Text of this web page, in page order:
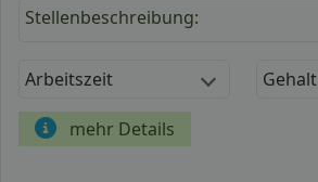
Stellenbeschreibung:
Arbeitszeit Gehalt
mehr Details